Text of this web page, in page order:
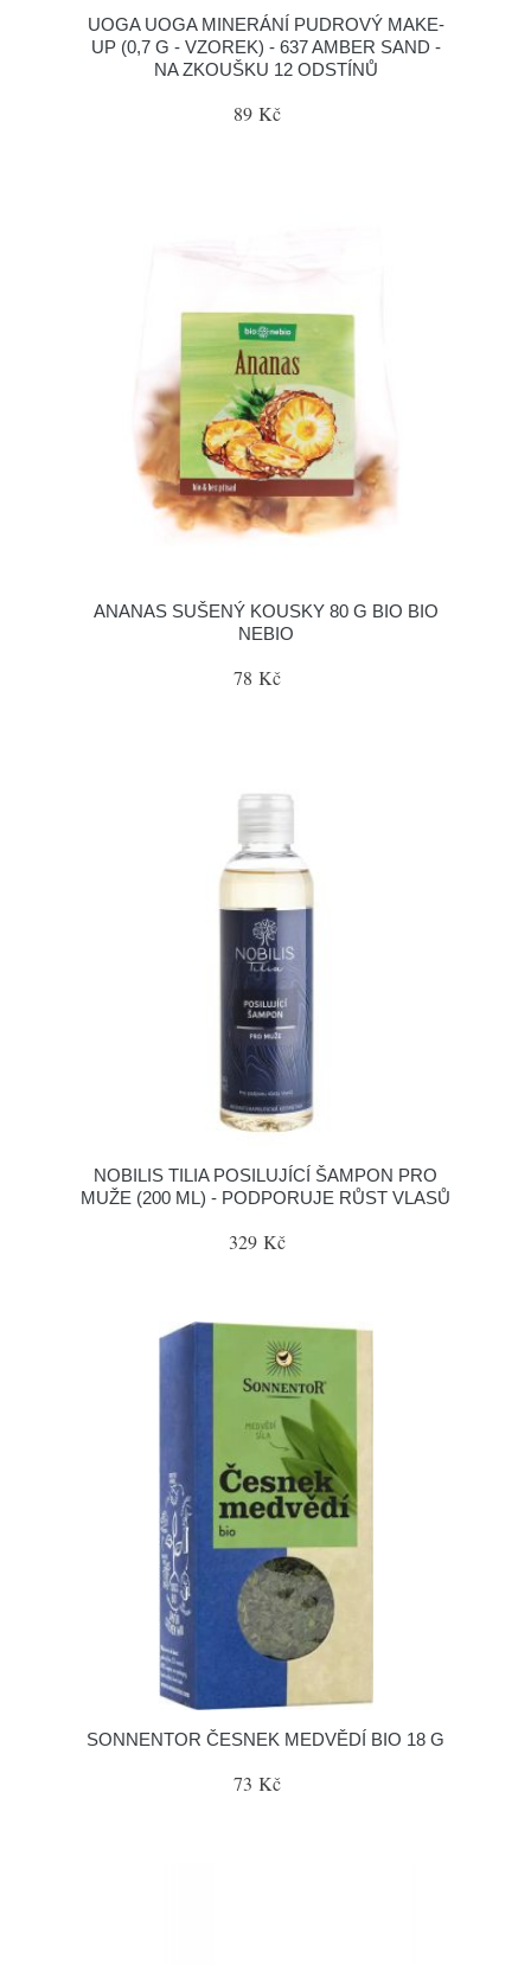
UOGA UOGA MINERÁNÍ PUDROVÝ MAKE-
UP (0,7 G - VZOREK) - 637 AMBER SAND -
NA ZKOUŠKU 12 ODSTÍNŮ
89 Kč
ANANAS SUŠENÝ KOUSKY 80 G BIO BIO
NEBIO
78 Kč
NOBILIS TILIA POSILUJÍCÍ ŠAMPON PRO
MUŽE (200 ML) - PODPORUJE RŮST VLASŮ
329 Kč
SONNENTOR ČESNEK MEDVĚDÍ BIO 18 G
73 Kč